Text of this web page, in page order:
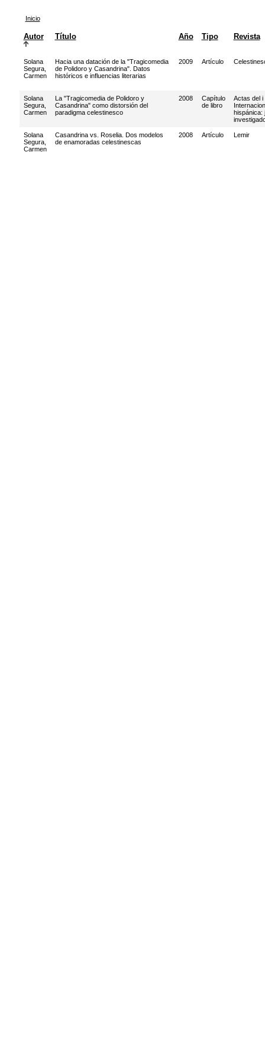
Inicio
Autor Título Año Tipo Revista
Solana
Segura,
Carmen
Hacia una datación de la "Tragicomedia
de Polidoro y Casandrina". Datos
históricos e influencias literarias
2009 Artículo
Solana
Segura,
Carmen
La "Tragicomedia de Polidoro y
Casandrina" como distorsión del
paradigma celestinesco
2008
Capítulo
de libro
Actas del i
hispánica:
Solana
Segura,
Carmen
Casandrina vs. Roselia. Dos modelos
de enamoradas celestinescas
2008 Artículo Lemir